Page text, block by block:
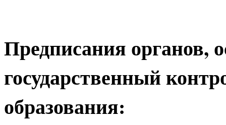
Предписания органов,
государственный
образования: